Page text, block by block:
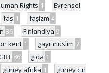
Rights 1
Evrensel
fas 1 faşizm 4
36 Finlandiya 9
kent 1 gayrimüslim 7
86 gıda 1
güney afrika 1
güney çin